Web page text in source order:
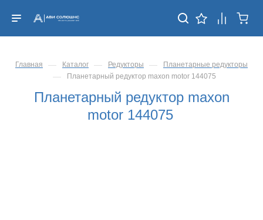
Главная — Каталог — Редукторы — Планетарные редукторы
— Планетарный редуктор maxon motor 144075
Планетарный редуктор maxon
motor 144075